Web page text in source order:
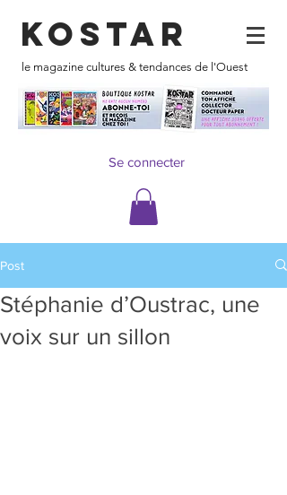
KOSTAR
le magazine cultures & tendances de l'Ouest
Se connecter
Post
Stéphanie d’Oustrac, une
voix sur un sillon